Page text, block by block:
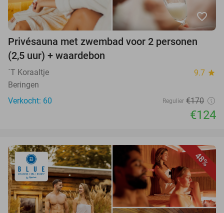
favorite_border
Privésauna met zwembad voor 2 personen
(2,5 uur) + waardebon
´T Koraaltje 9.7 star
Beringen
Verkocht: 60
Regulier €170
€124
48%